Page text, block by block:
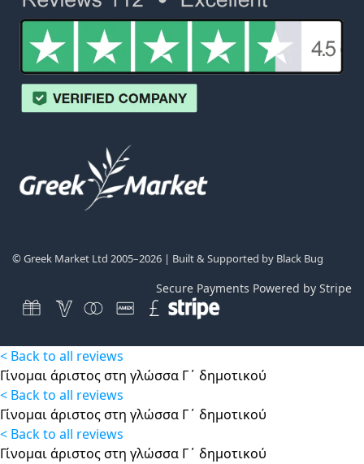
© Greek Market Ltd 2005–2026 | Built & Supported by Black Bug
Secure Payments Powered by Stripe
< Back to all reviews
Γίνομαι άριστος στη γλώσσα Γ΄ δημοτικού
< Back to all reviews
Γίνομαι άριστος στη γλώσσα Γ΄ δημοτικού
< Back to all reviews
Γίνομαι άριστος στη γλώσσα Γ΄ δημοτικού